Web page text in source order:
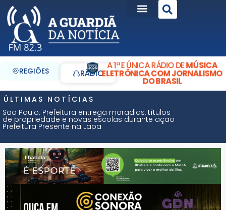
REGIÕES RÁDIO
A 1ª E ÚNICA RÁDIO DEMÚSICA
ELETRÔNICA COM JORNALISMO
DO BRASIL
ÚLTIMAS NOTÍCIAS
São Paulo: Prefeitura entrega moradias, títulos
de propriedade e novas escolas durante ação
Prefeitura Presente na Lapa